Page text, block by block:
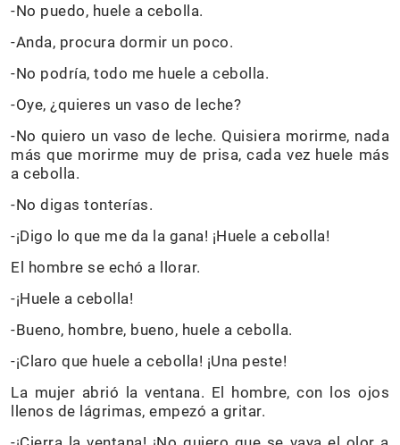
-No puedo, huele a cebolla.
-Anda, procura dormir un poco.
-No podría, todo me huele a cebolla.
-Oye, ¿quieres un vaso de leche?
-No quiero un vaso de leche. Quisiera morirme, nada
más que morirme muy de prisa, cada vez huele más
a cebolla.
-No digas tonterías.
-¡Digo lo que me da la gana! ¡Huele a cebolla!
El hombre se echó a llorar.
-¡Huele a cebolla!
-Bueno, hombre, bueno, huele a cebolla.
-¡Claro que huele a cebolla! ¡Una peste!
La mujer abrió la ventana. El hombre, con los ojos
llenos de lágrimas, empezó a gritar.